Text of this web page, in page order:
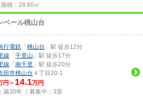
面積：28.60㎡
ベール桃山台
行電鉄 「 桃山台 」駅 徒歩12分
線 「 千里山 」駅 徒歩17分
線 「 南千里 」駅 徒歩20分
田市桃山台 ４丁目20-1
円～ 14.1万円
築30年 ｜募集中： 3室